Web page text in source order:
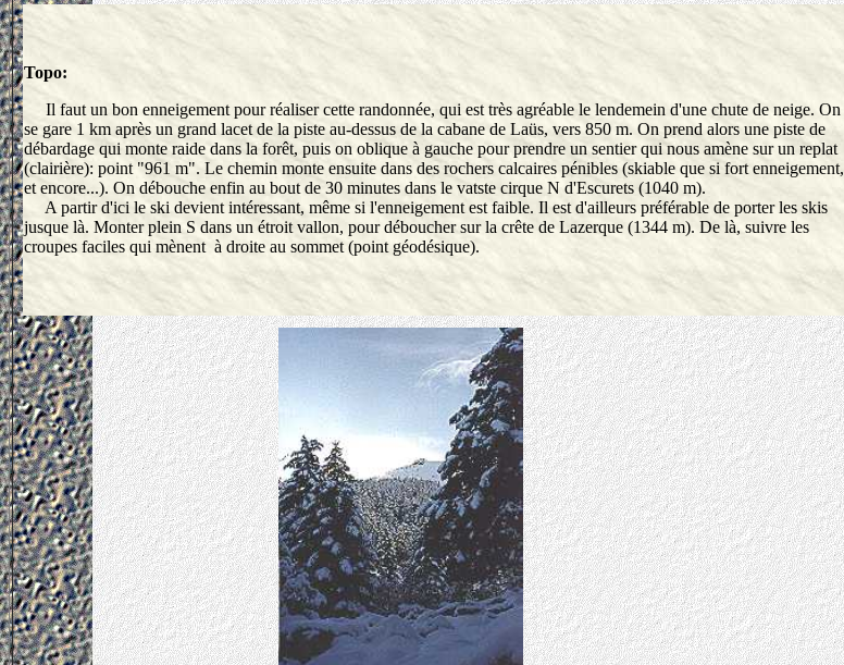
Topo:
Il faut un bon enneigement pour réaliser cette randonnée, qui est très agréable le lendemein d'une chute de neige. On
se gare 1 km après un grand lacet de la piste au-dessus de la cabane de Laüs, vers 850 m. On prend alors une piste de
débardage qui monte raide dans la forêt, puis on oblique à gauche pour prendre un sentier qui nous amène sur un replat
(clairière): point "961 m". Le chemin monte ensuite dans des rochers calcaires pénibles (skiable que si fort enneigement,
et encore...). On débouche enfin au bout de 30 minutes dans le vatste cirque N d'Escurets (1040 m).
A partir d'ici le ski devient intéressant, même si l'enneigement est faible. Il est d'ailleurs préférable de porter les skis
jusque là. Monter plein S dans un étroit vallon, pour déboucher sur la crête de Lazerque (1344 m). De là, suivre les
croupes faciles qui mènent à droite au sommet (point géodésique).